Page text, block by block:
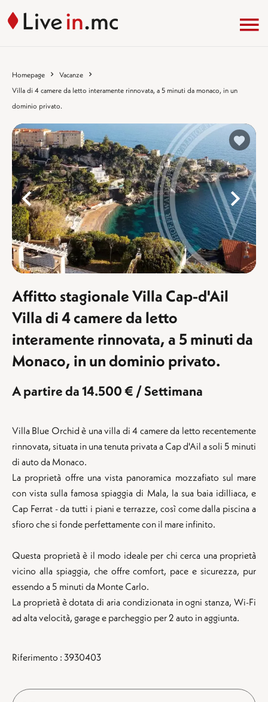
Homepage
Vacanze
Villa di 4 camere da letto interamente rinnovata, a 5 minuti da monaco, in un
dominio privato.
%}
Affitto stagionale Villa Cap-d'Ail
Villa di 4 camere da letto
interamente rinnovata, a 5 minuti da
Monaco, in un dominio privato.
A partire da 14.500 € / Settimana
Villa Blue Orchid è una villa di 4 camere da letto recentemente
rinnovata, situata in una tenuta privata a Cap d'Ail a soli 5 minuti
di auto da Monaco.
La proprietà offre una vista panoramica mozzafiato sul mare
con vista sulla famosa spiaggia di Mala, la sua baia idilliaca, e
Cap Ferrat - da tutti i piani e terrazze, così come dalla piscina a
sfioro che si fonde perfettamente con il mare infinito.
Questa proprietà è il modo ideale per chi cerca una proprietà
vicino alla spiaggia, che offre comfort, pace e sicurezza, pur
essendo a 5 minuti da Monte Carlo.
La proprietà è dotata di aria condizionata in ogni stanza, Wi-Fi
ad alta velocità, garage e parcheggio per 2 auto in aggiunta.
Riferimento : 3930403